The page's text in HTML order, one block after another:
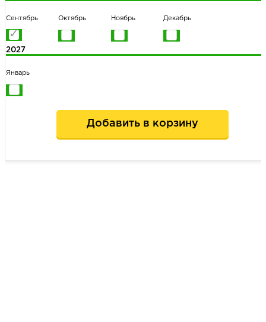
Сентябрь Октябрь Ноябрь Декабрь
2027
Январь
Добавить в корзину